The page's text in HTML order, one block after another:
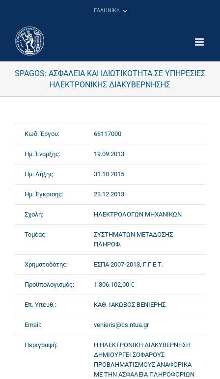
ΕΛΛΗΝΙΚΑ
SPAGOS: ΑΣΦΑΛΕΙΑ ΚΑΙ ΙΔΙΩΤΙΚΟΤΗΤΑ ΣΕ ΥΠΗΡΕΣΙΕΣ
ΗΛΕΚΤΡΟΝΙΚΗΣ ΔΙΑΚΥΒΕΡΝΗΣΗΣ
Κωδ. Έργου: 68117000
Ημ. Έναρξης: 19.09.2013
Ημ. Λήξης: 31.10.2015
Ημ. Έγκρισης: 23.12.2013
Σχολή: ΗΛΕΚΤΡΟΛΟΓΩΝ ΜΗΧΑΝΙΚΩΝ
Τομέας:
ΣΥΣΤΗΜΑΤΩΝ ΜΕΤΑΔΟΣΗΣ
ΠΛΗΡΟΦ.
Χρηματοδότης: ΕΣΠΑ 2007-2013, Γ.Γ.Ε.Τ.
Προϋπολογισμός: 1.306.102,00 €
Επ. Υπευθ.: ΚΑΘ. ΙΑΚΩΒΟΣ ΒΕΝΙΕΡΗΣ
Email: venieris@cs.ntua.gr
Περιγραφή:
Η ΗΛΕΚΤΡΟΝΙΚΗ ΔΙΑΚΥΒΕΡΝΗΣΗ
ΔΗΜΙΟΥΡΓΕΙ ΣΟΦΑΡΟΥΣ
ΠΡΟΒΛΗΜΑΤΙΣΜΟΥΣ ΑΝΑΦΟΡΙΚΑ
ΜΕ ΤΗΝ ΑΣΦΑΛΕΙΑ ΠΛΗΡΟΦΟΡΙΩΝ